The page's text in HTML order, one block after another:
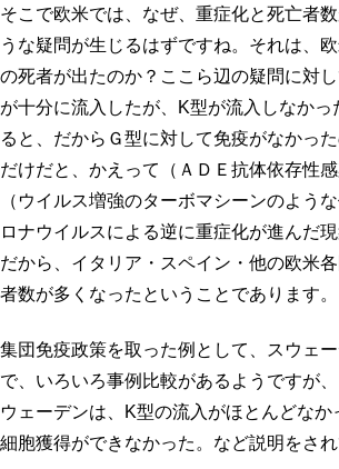
そこで欧米では、なぜ、重症化と死亡者
うな疑問が生じるはずですね。それは、
の死者が出たのか？ここら辺の疑問に対
が十分に流入したが、K型が流入しなかっ
ると、だからＧ型に対して免疫がなかっ
だけだと、かえって（ＡＤＥ抗体依存性
（ウイルス増強のターボマシーンのよう
ロナウイルスによる逆に重症化が進んだ
だから、イタリア・スペイン・他の欧米
者数が多くなったということであります。
集団免疫政策を取った例として、スウェ
で、いろいろ事例比較があるようですが
ウェーデンは、K型の流入がほとんどなか
細胞獲得ができなかった。など説明をされ